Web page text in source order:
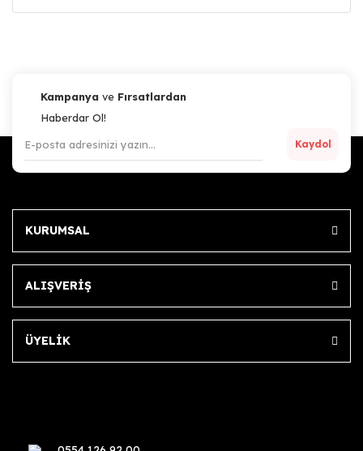
Kampanya ve Fırsatlardan
Haberdar Ol!
Kaydol
KURUMSAL
ALIŞVERİŞ
ÜYELİK